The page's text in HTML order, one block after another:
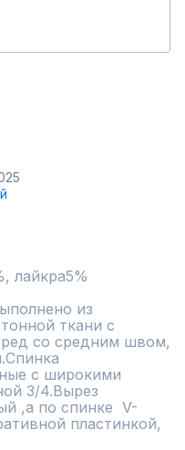
лайкра5%
из
ткани с
со средним швом,
с широкими
3/4.Вырез
,а по спинке  V-
пластинкой,